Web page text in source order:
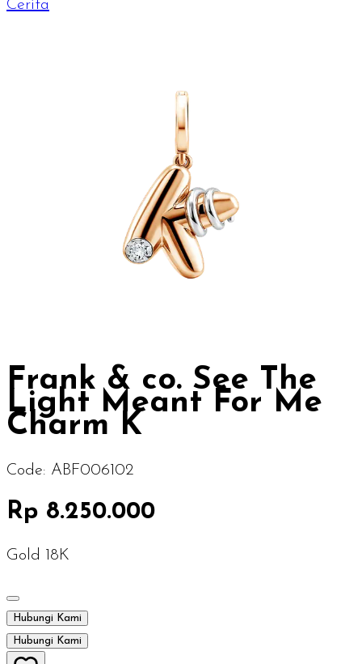
Cerita
Frank & co. See The
Light Meant For Me
Charm K
Code: ABF006102
Rp 8.250.000
Gold 18K
Hubungi Kami
Hubungi Kami